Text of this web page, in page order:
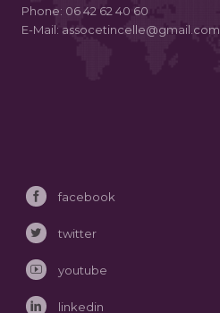
Phone: 06 42 62 40 60
E-Mail: assocetincelle@gmail.com
facebook
twitter
youtube
linkedin